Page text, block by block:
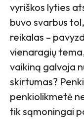
vyriškos lyties
buvo svarbus
reikalas –
vienaragių
vaikiną galvoja
skirtumas?
penkiolikmetė
tik sąmoningai